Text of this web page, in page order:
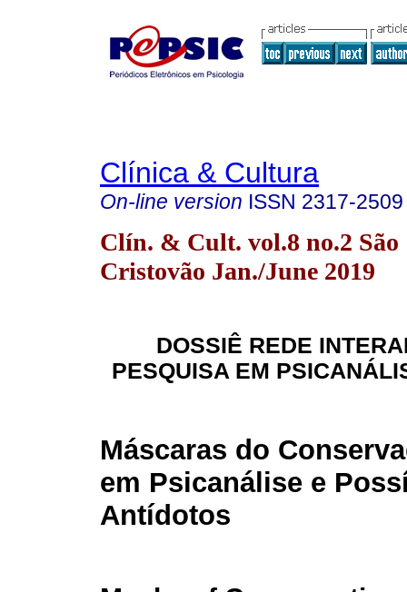
Clínica & Cultura
On-line version ISSN 2317-2509
Clín. & Cult. vol.8 no.2 São
Cristovão Jan./June 2019
DOSSIÊ REDE
PESQUISA EM
Máscaras do
em Psicanálise e
Antídotos